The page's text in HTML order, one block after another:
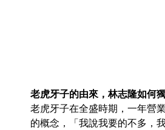
老虎牙子的由來，林志隆如何
老虎牙子在全盛時期，一年營
的概念，「我說我要的不多，